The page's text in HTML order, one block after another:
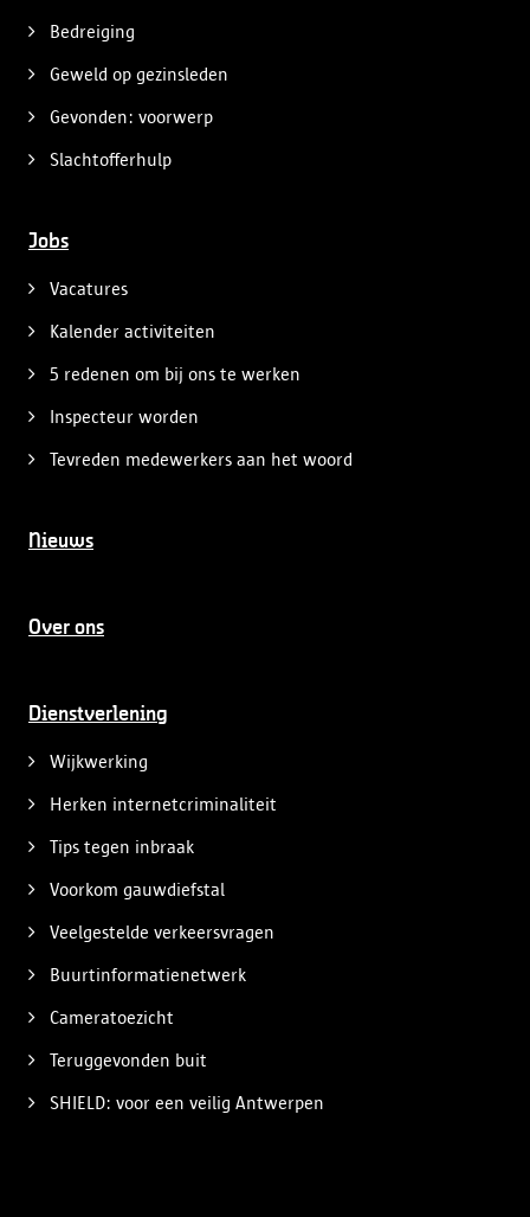
Bedreiging
Geweld op gezinsleden
Gevonden: voorwerp
Slachtofferhulp
Jobs
Vacatures
Kalender activiteiten
5 redenen om bij ons te werken
Inspecteur worden
Tevreden medewerkers aan het woord
Nieuws
Over ons
Dienstverlening
Wijkwerking
Herken internetcriminaliteit
Tips tegen inbraak
Voorkom gauwdiefstal
Veelgestelde verkeersvragen
Buurtinformatienetwerk
Cameratoezicht
Teruggevonden buit
SHIELD: voor een veilig Antwerpen